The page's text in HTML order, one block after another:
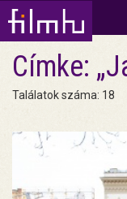
Címke:
Találatok száma: 18